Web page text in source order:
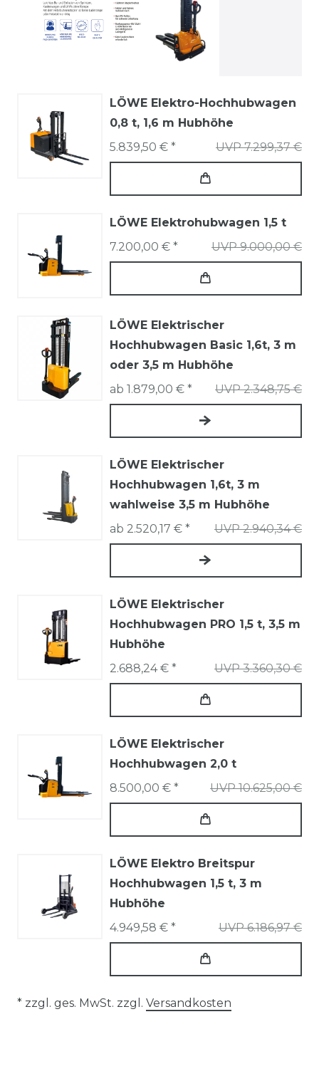
LÖWE Elektro-Hochhubwagen
0,8 t, 1,6 m Hubhöhe
UVP 7.299,37 €
5.839,50 € *
LÖWE Elektrohubwagen 1,5 t
UVP 9.000,00 €
7.200,00 € *
LÖWE Elektrischer
Hochhubwagen Basic 1,6t, 3 m
oder 3,5 m Hubhöhe
UVP 2.348,75 €
ab 1.879,00 € *
LÖWE Elektrischer
Hochhubwagen 1,6t, 3 m
wahlweise 3,5 m Hubhöhe
UVP 2.940,34 €
ab 2.520,17 € *
LÖWE Elektrischer
Hochhubwagen PRO 1,5 t, 3,5 m
Hubhöhe
UVP 3.360,30 €
2.688,24 € *
LÖWE Elektrischer
Hochhubwagen 2,0 t
UVP 10.625,00 €
8.500,00 € *
LÖWE Elektro Breitspur
Hochhubwagen 1,5 t, 3 m
Hubhöhe
UVP 6.186,97 €
4.949,58 € *
* zzgl. ges. MwSt. zzgl. Versandkosten